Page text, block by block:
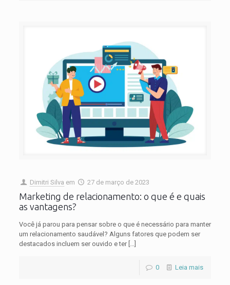
Dimitri Silva em 27 de março de 2023
Marketing de relacionamento: o que é e quais
as vantagens?
Você já parou para pensar sobre o que é necessário para manter
um relacionamento saudável? Alguns fatores que podem ser
destacados incluem ser ouvido e ter[…]
0 Leia mais